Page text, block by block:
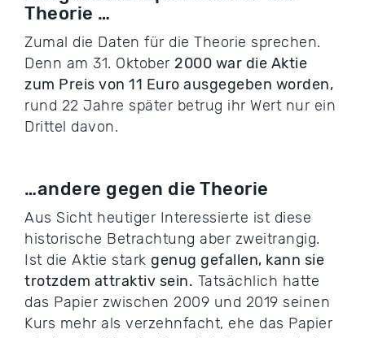
Theorie …
Zumal die Daten für die Theorie sprechen.
Denn am 31. Oktober 2000 war die Aktie
zum Preis von 11 Euro ausgegeben worden,
rund 22 Jahre später betrug ihr Wert nur ein
Drittel davon.
…andere gegen die Theorie
Aus Sicht heutiger Interessierte ist diese
historische Betrachtung aber zweitrangig.
Ist die Aktie stark genug gefallen, kann sie
trotzdem attraktiv sein. Tatsächlich hatte
das Papier zwischen 2009 und 2019 seinen
Kurs mehr als verzehnfacht, ehe das Papier